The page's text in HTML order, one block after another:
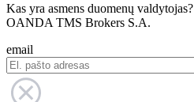
Kas yra asmens duomenų valdytojas?
OANDA TMS Brokers S.A.
email